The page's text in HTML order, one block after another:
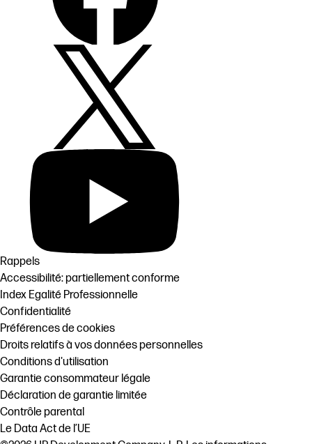
Rappels
Accessibilité: partiellement conforme
Index Egalité Professionnelle
Confidentialité
Préférences de cookies
Droits relatifs à vos données personnelles
Conditions d'utilisation
Garantie consommateur légale
Déclaration de garantie limitée
Contrôle parental
Le Data Act de l’UE